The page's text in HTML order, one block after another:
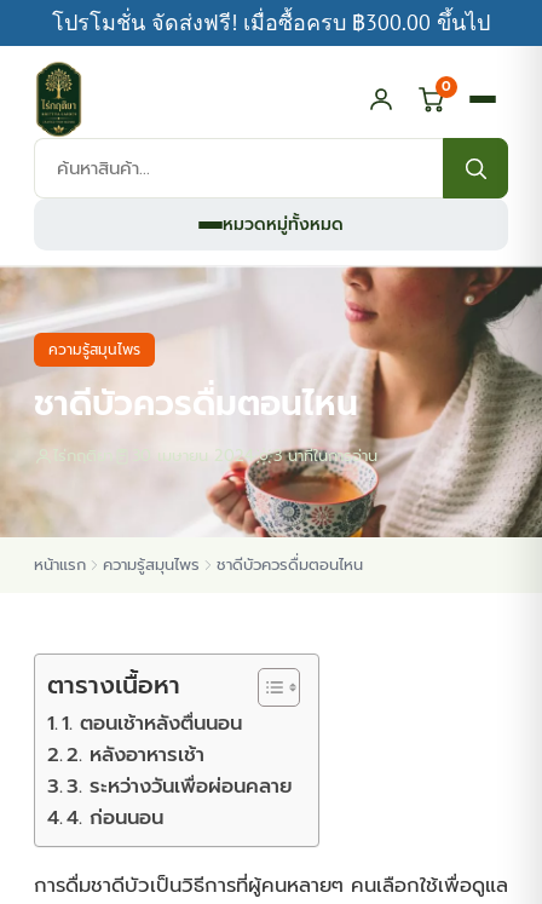
จัดส่งฟรี เมื่อซื้อครบ 300 บาท 093-535-1030
ค้นหา
สินค้า:
0
หมวดหมู่ทั้งหมด
ต้นพันธุ์ไม้ป่า
ไม้ดอกไม้ประดับ
ความรู้สมุนไพร
ชาดีบัวควรดื่มตอนไหน
ไร่กฤติยา 30 เมษายน 2024 3 นาทีในการอ่าน
หน้าแรก ความรู้สมุนไพร ชาดีบัวควรดื่มตอนไหน
ตารางเนื้อหา
1. ตอนเช้าหลังตื่นนอน
2. หลังอาหารเช้า
3. ระหว่างวันเพื่อผ่อนคลาย
4. ก่อนนอน
การดื่มชาดีบัวเป็นวิธีการที่ผู้คนหลายๆ คนเลือกใช้เพื่อดูแล
โปรโมชั่น จัดส่งฟรี! เมื่อซื้อครบ ฿300.00 ขึ้นไป